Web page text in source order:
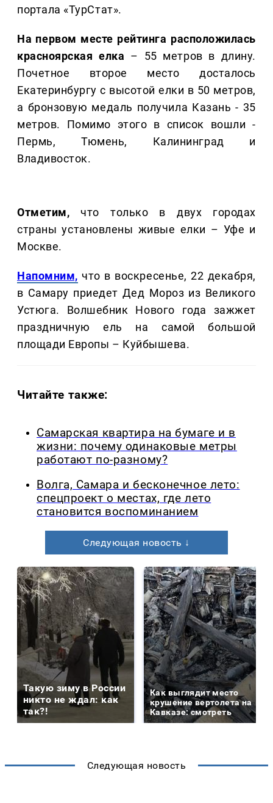
портала «ТурСтат».
На первом месте рейтинга расположилась
красноярская елка – 55 метров в длину.
Почетное второе место досталось
Екатеринбургу с высотой елки в 50 метров,
а бронзовую медаль получила Казань - 35
метров. Помимо этого в список вошли -
Пермь, Тюмень, Калининград и
Владивосток.
Отметим, что только в двух городах
страны установлены живые елки – Уфе и
Москве.
Напомним, что в воскресенье, 22 декабря,
в Самару приедет Дед Мороз из Великого
Устюга. Волшебник Нового года зажжет
праздничную ель на самой большой
площади Европы – Куйбышева.
Читайте также:
Самарская квартира на бумаге и в
жизни: почему одинаковые метры
работают по-разному?
Волга, Самара и бесконечное лето:
спецпроект о местах, где лето
становится воспоминанием
Следующая новость ↓
Такую зиму в России
никто не ждал: как
так?!
Как выглядит место
крушение вертолета на
Кавказе: смотреть
Следующая новость